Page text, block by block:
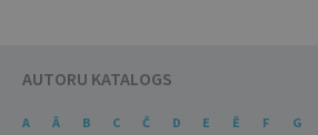
AUTORU KATALOGS
A Ā B C Č D E Ē F G